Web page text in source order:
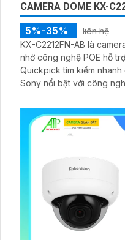
CAMERA DOME KX-
5%-35%
liên hệ
KX-C2212FN-AB là
nhờ công nghệ POE hỗ
Quickpick tìm kiếm nhanh đối tượng.
Sony nổi bật với công